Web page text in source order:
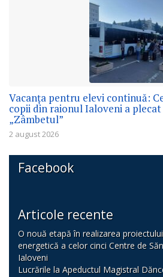
Vacanța pentru elevi continuă:
copii din raionul Ialoveni a plecat
„Zâmbetul”
2 august 2026
Facebook
Articole recente
O nouă etapă în realizarea
energetică a celor cinci Centre de
Ialoveni
Lucrările la Apeductul Magistral